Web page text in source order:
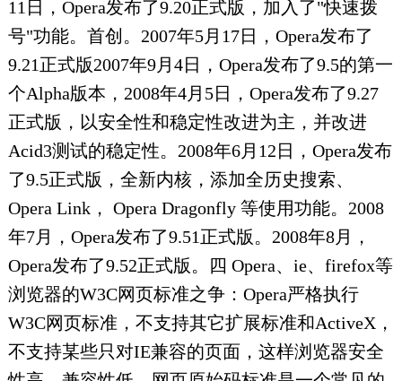
11日，Opera发布了9.20正式版，加入了"快速拨
号"功能。首创。2007年5月17日，Opera发布了
9.21正式版2007年9月4日，Opera发布了9.5的第一
个Alpha版本，2008年4月5日，Opera发布了9.27
正式版，以安全性和稳定性改进为主，并改进
Acid3测试的稳定性。2008年6月12日，Opera发布
了9.5正式版，全新内核，添加全历史搜索、
Opera Link， Opera Dragonfly 等使用功能。2008
年7月，Opera发布了9.51正式版。2008年8月，
Opera发布了9.52正式版。四 Opera、ie、firefox等
浏览器的W3C网页标准之争：Opera严格执行
W3C网页标准，不支持其它扩展标准和ActiveX，
不支持某些只对IE兼容的页面，这样浏览器安全